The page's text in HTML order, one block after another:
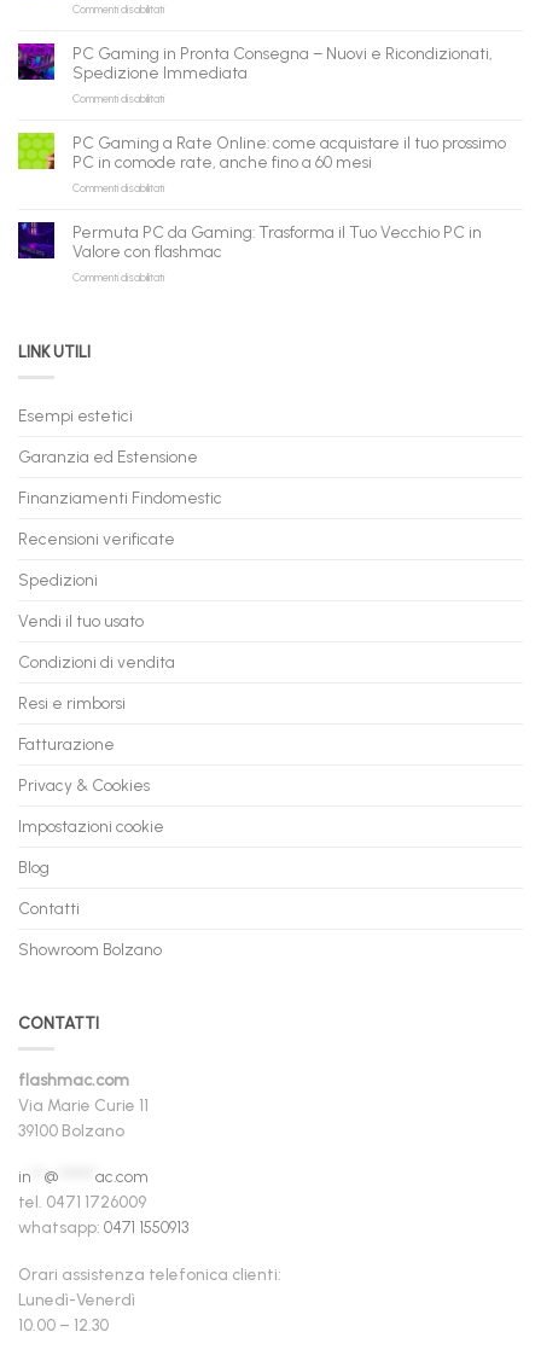
gli
AI:
il
tuo
assistente
può
fare
qui
Commenti disabilitatisu
ricondizionati
all’ingrosso:
la
nuova
B2B
flashmac
per
rivenditori
PC Gaming in Pronta Consegna – Nuovi e Ricondizionati,
Spedizione Immediata
Commenti disabilitatisu
Gaming
in
Pronta
Consegna
Nuovi
Ricondizionati,
Spedizione
PC Gaming a Rate Online: come acquistare il tuo prossimo
PC in comode rate, anche fino a 60 mesi
Commenti disabilitatisu
Gaming
Rate
Online:
anche
a
Permuta PC da Gaming: Trasforma il Tuo Vecchio PC in
Valore con flashmac
Commenti disabilitatisu
in
con
LINK UTILI
Esempi estetici
Garanzia ed Estensione
Finanziamenti Findomestic
Recensioni verificate
Spedizioni
Vendi il tuo usato
Condizioni di vendita
Resi e rimborsi
Fatturazione
Privacy & Cookies
Impostazioni cookie
Blog
Contatti
Showroom Bolzano
CONTATTI
flashmac.com
Via Marie Curie 11
39100 Bolzano
in @
ac.com
tel. 0471 1726009
whatsapp: 0471 1550913
Orari assistenza telefonica clienti:
Lunedì-Venerdì
10.00 – 12.30